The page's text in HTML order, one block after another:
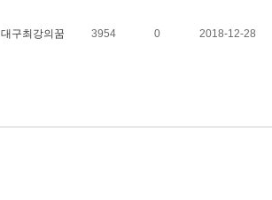
대구최강의꿈 3954 0 2018-12-28